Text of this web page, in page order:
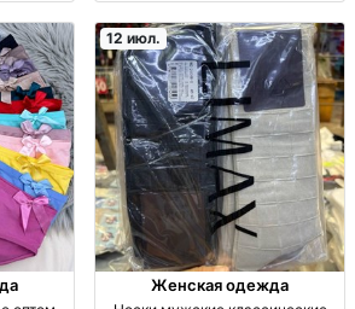
повседневные
12 июл.
Женская одежда